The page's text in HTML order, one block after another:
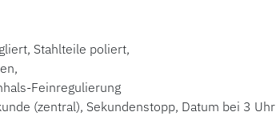
Stahlteile poliert,
Feinregulierung
(zentral), Sekundenstopp, Datum bei 3 Uhr